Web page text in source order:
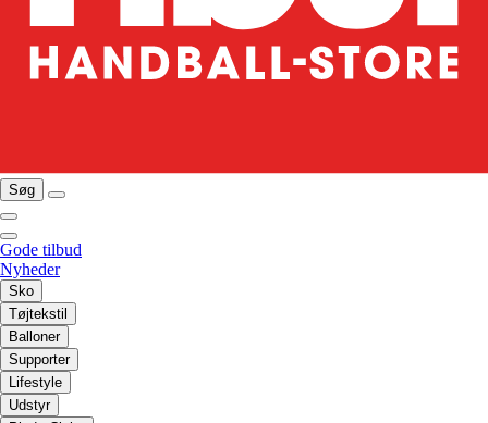
Søg
Gode tilbud
Nyheder
Sko
Tøjtekstil
Balloner
Supporter
Lifestyle
Udstyr